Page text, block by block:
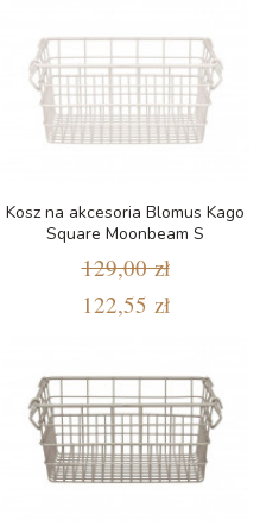
Kosz na akcesoria Blomus Kago
Square Moonbeam S
129,00 zł
122,55 zł